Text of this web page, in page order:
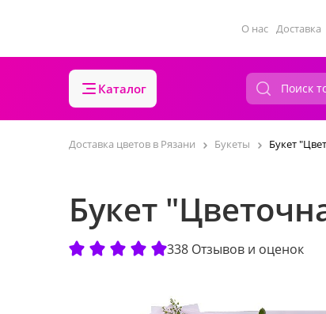
О нас Доставка
Каталог
Доставка цветов в Рязани Букеты Букет
Букет
338 Отзывов и оценок